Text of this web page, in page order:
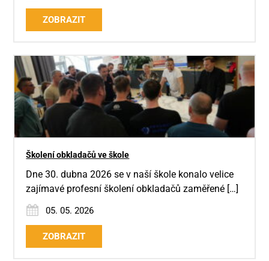
ZOBRAZIT
Školení obkladačů ve škole
Dne 30. dubna 2026 se v naší škole konalo velice
zajímavé profesní školení obkladačů zaměřené […]
05. 05. 2026
ZOBRAZIT